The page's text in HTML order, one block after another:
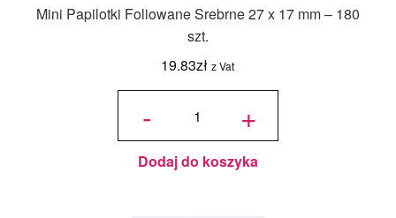
Mini Papilotki Foliowane Srebrne 27 x 17 mm – 180
szt.
19.83zł z Vat
-
ilość Mini
Srebrne
27 x 17
mm - 180
szt. +
Dodaj do koszyka